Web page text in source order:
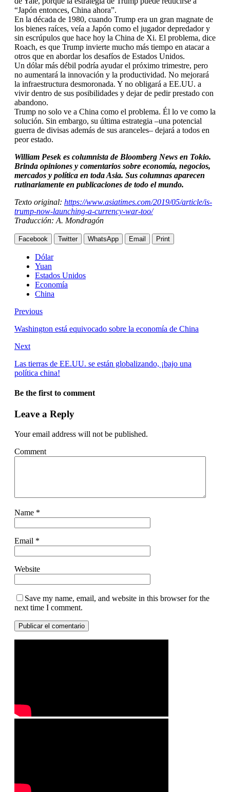
“Japón entonces, China ahora”.
En la década de 1980, cuando Trump era un gran magnate de
los bienes raíces, veía a Japón como el jugador depredador y
sin escrúpulos que hace hoy la China de Xi. El problema, dice
Roach, es que Trump invierte mucho más tiempo en atacar a
otros que en abordar los desafíos de Estados Unidos.
Un dólar más débil podría ayudar el próximo trimestre, pero
no aumentará la innovación y la productividad. No mejorará
la infraestructura desmoronada. Y no obligará a EE.UU. a
vivir dentro de sus posibilidades y dejar de pedir prestado con
abandono.
Trump no solo ve a China como el problema. Él lo ve como la
solución. Sin embargo, su última estrategia –una potencial
guerra de divisas además de sus aranceles– dejará a todos en
peor estado.
William Pesek es columnista de Bloomberg News en Tokio.
Brinda opiniones y comentarios sobre economía, negocios,
mercados y política en toda Asia. Sus columnas aparecen
rutinariamente en publicaciones de todo el mundo.
Texto original: https://www.asiatimes.com/2019/05/article/is-
trump-now-launching-a-currency-war-too/
Traducción: A. Mondragón
Facebook Twitter WhatsApp Email Print
Dólar
Yuan
Estados Unidos
Economía
China
Previous
Washington está equivocado sobre la economía de China
Next
Las tierras de EE.UU. se están globalizando, ¡bajo una
política china!
Be the first to comment
Leave a Reply
Your email address will not be published.
Comment
Name *
Email *
Website
Save my name, email, and website in this browser for the
next time I comment.